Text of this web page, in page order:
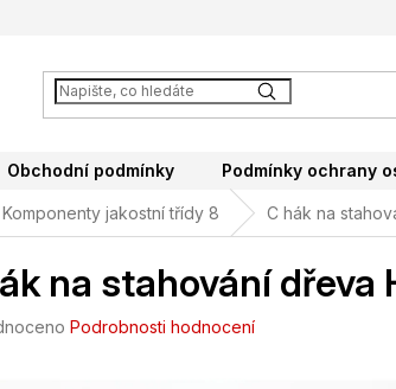
Obchodní podmínky Podmínky ochrany
Komponenty jakostní třídy 8 C hák na
na stahování dřeva
Podrobnosti hodnocení